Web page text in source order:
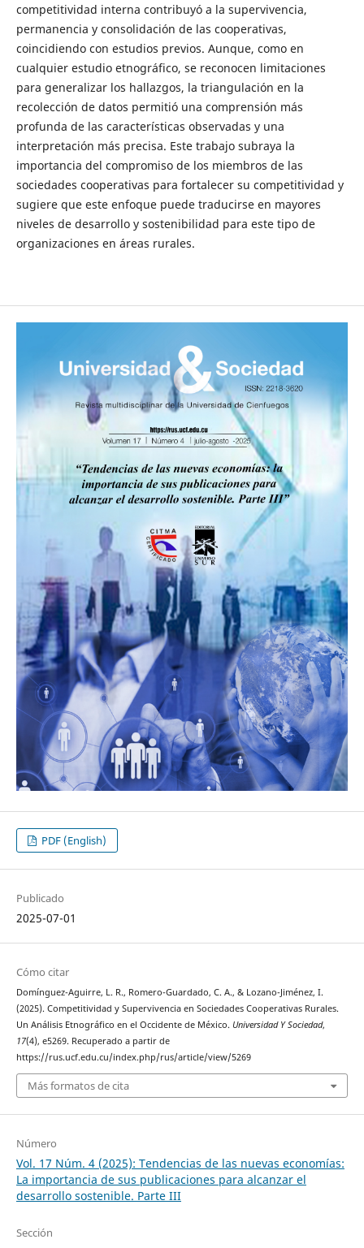
competitividad interna contribuyó a la supervivencia,
permanencia y consolidación de las cooperativas,
coincidiendo con estudios previos. Aunque, como en
cualquier estudio etnográfico, se reconocen limitaciones
para generalizar los hallazgos, la triangulación en la
recolección de datos permitió una comprensión más
profunda de las características observadas y una
interpretación más precisa. Este trabajo subraya la
importancia del compromiso de los miembros de las
sociedades cooperativas para fortalecer su competitividad y
sugiere que este enfoque puede traducirse en mayores
niveles de desarrollo y sostenibilidad para este tipo de
organizaciones en áreas rurales.
PDF (English)
Publicado
2025-07-01
Cómo citar
Domínguez-Aguirre, L. R., Romero-Guardado, C. A., & Lozano-Jiménez, I.
(2025). Competitividad y Supervivencia en Sociedades Cooperativas Rurales.
Un Análisis Etnográfico en el Occidente de México. Universidad Y Sociedad,
17(4), e5269. Recuperado a partir de
https://rus.ucf.edu.cu/index.php/rus/article/view/5269
Más formatos de cita
Número
Vol. 17 Núm. 4 (2025): Tendencias de las nuevas economías:
La importancia de sus publicaciones para alcanzar el
desarrollo sostenible. Parte III
Sección